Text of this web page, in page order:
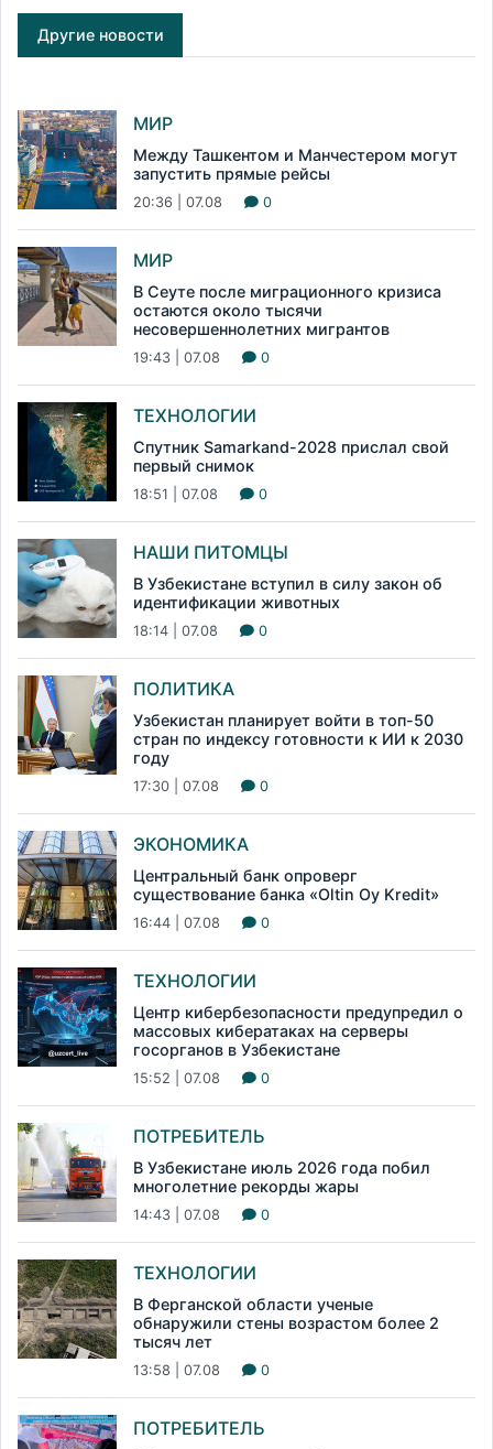
Другие новости
МИР
Между Ташкентом и Манчестером могут
запустить прямые рейсы
20:36 | 07.08 0
МИР
В Сеуте после миграционного кризиса
остаются около тысячи
несовершеннолетних мигрантов
19:43 | 07.08 0
ТЕХНОЛОГИИ
Спутник Samarkand-2028 прислал свой
первый снимок
18:51 | 07.08 0
НАШИ ПИТОМЦЫ
В Узбекистане вступил в силу закон об
идентификации животных
18:14 | 07.08 0
ПОЛИТИКА
Узбекистан планирует войти в топ-50
стран по индексу готовности к ИИ к 2030
году
17:30 | 07.08 0
ЭКОНОМИКА
Центральный банк опроверг
существование банка «Oltin Oy Kredit»
16:44 | 07.08 0
ТЕХНОЛОГИИ
Центр кибербезопасности предупредил о
массовых кибератаках на серверы
госорганов в Узбекистане
15:52 | 07.08 0
ПОТРЕБИТЕЛЬ
В Узбекистане июль 2026 года побил
многолетние рекорды жары
14:43 | 07.08 0
ТЕХНОЛОГИИ
В Ферганской области ученые
обнаружили стены возрастом более 2
тысяч лет
13:58 | 07.08 0
ПОТРЕБИТЕЛЬ